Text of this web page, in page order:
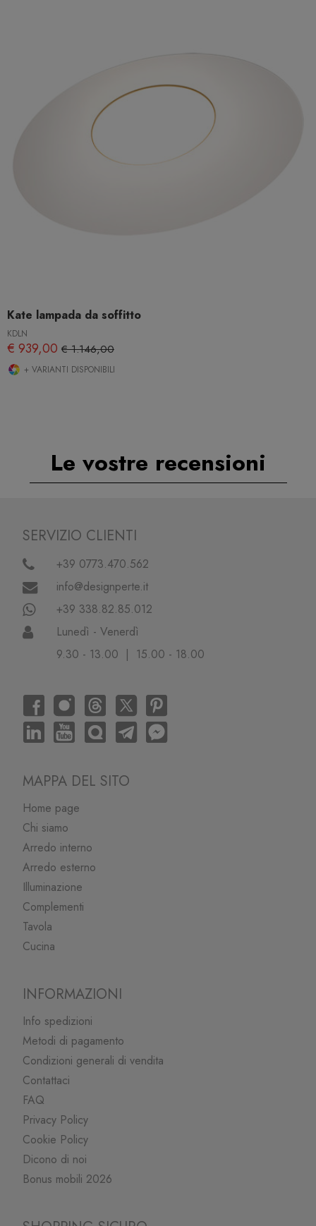
Kate lampada da soffitto
KDLN
€ 939,00 € 1.146,00
+ VARIANTI DISPONIBILI
Le vostre recensioni
SERVIZIO CLIENTI
+39 0773.470.562
info@designperte.it
+39 338.82.85.012
Lunedì - Venerdì
9.30 - 13.00 | 15.00 - 18.00
MAPPA DEL SITO
Home page
Chi siamo
Arredo interno
Arredo esterno
Illuminazione
Complementi
Tavola
Cucina
INFORMAZIONI
Info spedizioni
Metodi di pagamento
Condizioni generali di vendita
Contattaci
FAQ
Privacy Policy
Cookie Policy
Dicono di noi
Bonus mobili 2026